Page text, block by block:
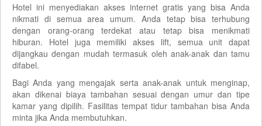
Hotel ini menyediakan akses internet gratis yang bisa Anda
nikmati di semua area umum. Anda tetap bisa terhubung
dengan orang-orang terdekat atau tetap bisa menikmati
hiburan. Hotel juga memiliki akses lift, semua unit dapat
dijangkau dengan mudah termasuk oleh anak-anak dan tamu
difabel.
Bagi Anda yang mengajak serta anak-anak untuk menginap,
akan dikenai biaya tambahan sesuai dengan umur dan tipe
kamar yang dipilih. Fasilitas tempat tidur tambahan bisa Anda
minta jika Anda membutuhkan.